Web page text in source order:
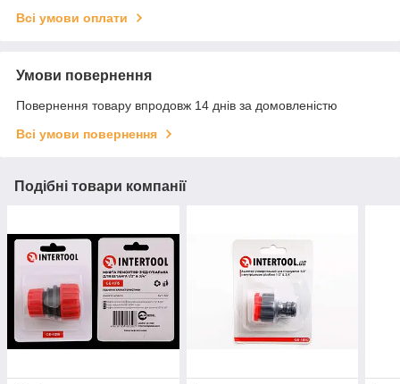
Всі умови оплати
Умови повернення
Повернення товару впродовж 14 днів за домовленістю
Всі умови повернення
Подібні товари компанії